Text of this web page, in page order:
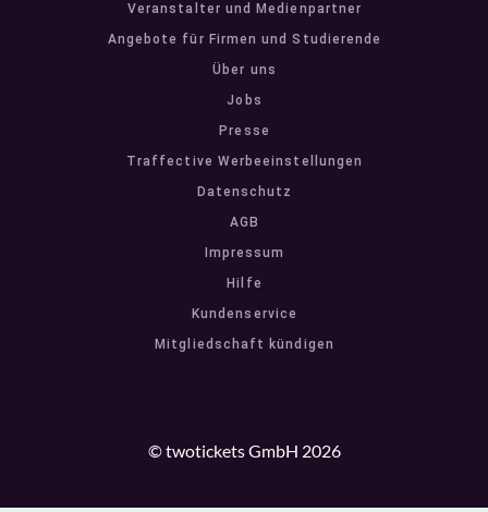
Veranstalter und Medienpartner
Angebote für Firmen und Studierende
Über uns
Jobs
Presse
Traffective Werbeeinstellungen
Datenschutz
AGB
Impressum
Hilfe
Kundenservice
Mitgliedschaft kündigen
© twotickets GmbH 2026